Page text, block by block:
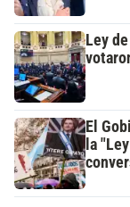
Ley
El
la